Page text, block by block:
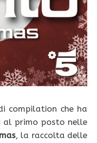
compilation che ha
al primo posto nelle
, la raccolta delle